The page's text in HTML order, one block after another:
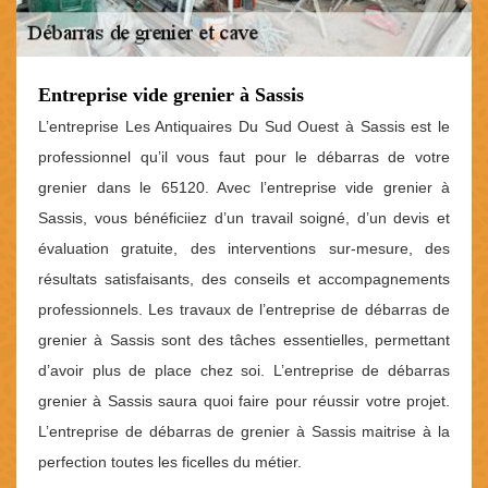
Entreprise vide grenier à Sassis
L’entreprise Les Antiquaires Du Sud Ouest à Sassis est le
professionnel qu’il vous faut pour le débarras de votre
grenier dans le 65120. Avec l’entreprise vide grenier à
Sassis, vous bénéficiiez d’un travail soigné, d’un devis et
évaluation gratuite, des interventions sur-mesure, des
résultats satisfaisants, des conseils et accompagnements
professionnels. Les travaux de l’entreprise de débarras de
grenier à Sassis sont des tâches essentielles, permettant
d’avoir plus de place chez soi. L’entreprise de débarras
grenier à Sassis saura quoi faire pour réussir votre projet.
L’entreprise de débarras de grenier à Sassis maitrise à la
perfection toutes les ficelles du métier.